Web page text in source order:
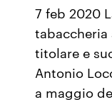
7 feb 2020
titolare e
Antonio
a maggio